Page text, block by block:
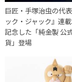
巨匠・手塚治虫の代
ック・ジャック』連
記念した「純金製 公
貨」登場